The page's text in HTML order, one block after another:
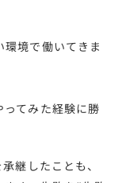
境で働いてきま
てみた経験に勝
継したことも、